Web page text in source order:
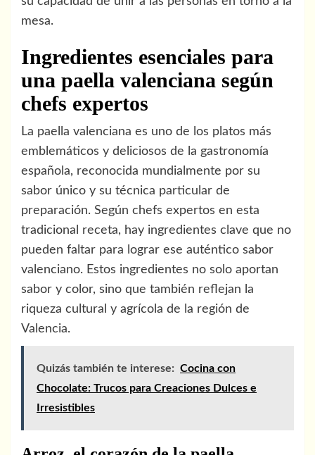
mesa.
Ingredientes esenciales para
una paella valenciana según
chefs expertos
La paella valenciana es uno de los platos más
emblemáticos y deliciosos de la gastronomía
española, reconocida mundialmente por su
sabor único y su técnica particular de
preparación. Según chefs expertos en esta
tradicional receta, hay ingredientes clave que no
pueden faltar para lograr ese auténtico sabor
valenciano. Estos ingredientes no solo aportan
sabor y color, sino que también reflejan la
riqueza cultural y agrícola de la región de
Valencia.
Quizás también te interese: Cocina con
Chocolate: Trucos para Creaciones Dulces e
Irresistibles